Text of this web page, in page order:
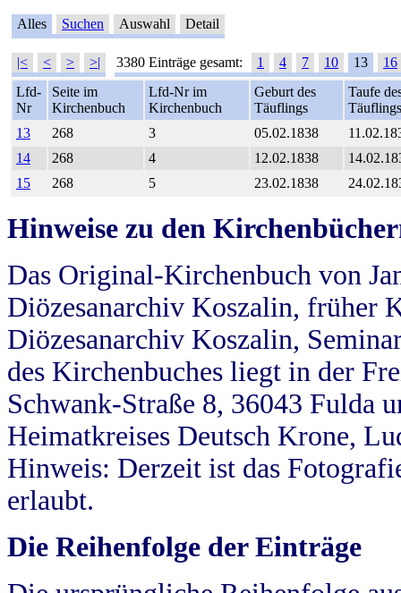
Alles Suchen Auswahl Detail
|< < > >| 3380 Einträge gesamt: 1 4 7 10 13
16
Lfd-
Nr
Seite im
Kirchenbuch
Lfd-Nr im
Kirchenbuch
Geburt des
Täuflings
Taufe
Täuflings
13
268 3 05.02.1838
14
268 4 12.02.1838
15
268 5 23.02.1838
Hinweise zu den
Das Original-Kirchenbuch von
Diözesanarchiv Koszalin, früher
Diözesanarchiv Koszalin,
des Kirchenbuches liegt in der
Schwank-Straße 8, 36043 Fulda
Heimatkreises Deutsch Krone,
Hinweis: Derzeit ist das
erlaubt.
Die Reihenfolge der Einträge